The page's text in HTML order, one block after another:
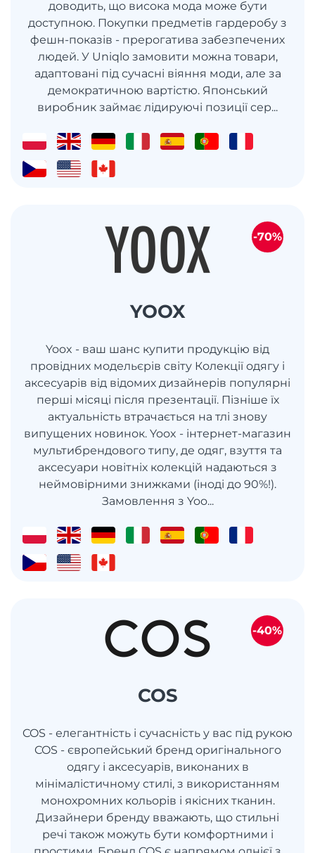
доводить, що висока мода може бути
доступною. Покупки предметів гардеробу з
фешн-показів - прерогатива забезпечених
людей. У Uniqlo замовити можна товари,
адаптовані під сучасні віяння моди, але за
демократичною вартістю. Японський
виробник займає лідируючі позиції сер...
YOOX
Yoox - ваш шанс купити продукцію від
провідних модельєрів світу Колекції одягу і
аксесуарів від відомих дизайнерів популярні
перші місяці після презентації. Пізніше їх
актуальність втрачається на тлі знову
випущених новинок. Yoox - інтернет-магазин
мультибрендового типу, де одяг, взуття та
аксесуари новітніх колекцій надаються з
неймовірними знижками (іноді до 90%!).
Замовлення з Yoo...
-70%
COS
COS - елегантність і сучасність у вас під рукою
COS - європейський бренд оригінального
одягу і аксесуарів, виконаних в
мінімалістичному стилі, з використанням
монохромних кольорів і якісних тканин.
Дизайнери бренду вважають, що стильні
речі також можуть бути комфортними і
-40%